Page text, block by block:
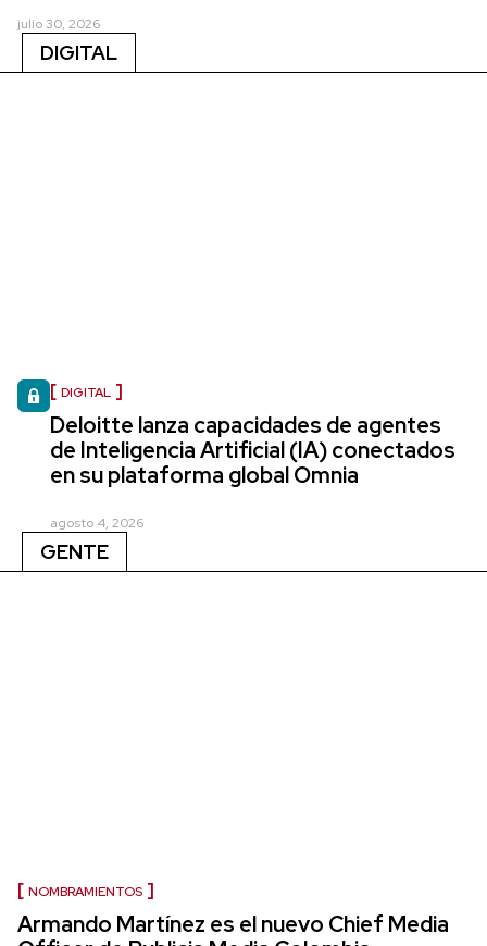
julio 30, 2026
DIGITAL
DIGITAL
Deloitte lanza capacidades de agentes
de Inteligencia Artificial (IA) conectados
en su plataforma global Omnia
agosto 4, 2026
GENTE
NOMBRAMIENTOS
Armando Martínez es el nuevo Chief Media